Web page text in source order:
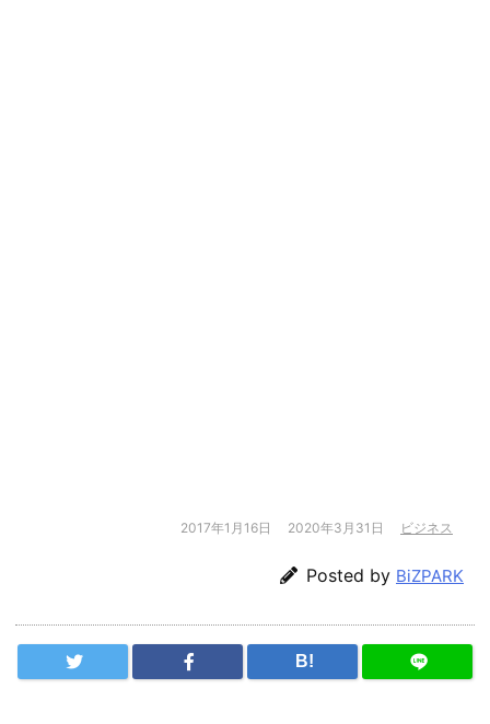
2017年1月16日 2020年3月31日 ビジネス
Posted by BiZPARK
B!